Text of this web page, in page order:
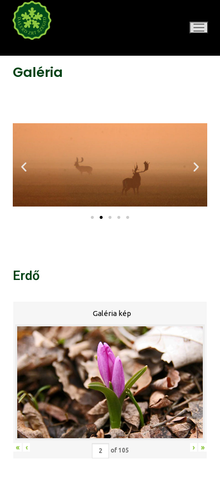
Galéria
Erdő
Galéria kép
« ‹ of 105 › »